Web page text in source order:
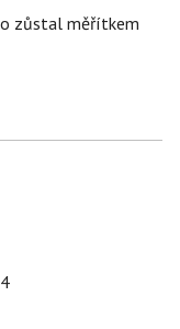
zůstal měřítkem